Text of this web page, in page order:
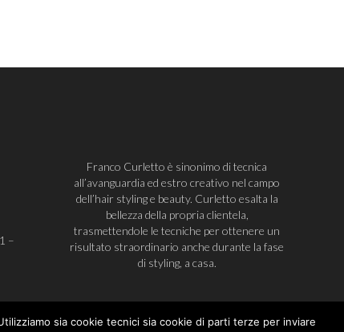
–
Franco Curletto è sinonimo di tecnica
all’avanguardia ed estro creativo nel campo
dell’hair styling e beauty. Curletto esalta la
bellezza della propria clientela,
trasmettendole le tecniche per ottenere un
risultato straordinario anche durante la fase
di styling, a casa.
sia cookie tecnici sia cookie di parti terze per inviare